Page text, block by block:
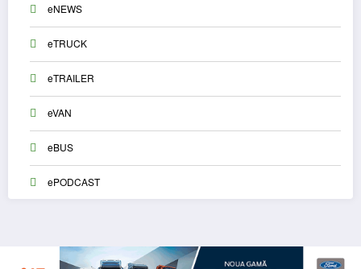
eNEWS
eTRUCK
eTRAILER
eVAN
eBUS
ePODCAST